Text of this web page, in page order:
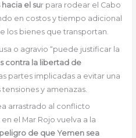
el sur para rodear el Cabo
en costos y tiempo adicional
los bienes que transportan.
o agravio “puede justificar la
contra la libertad de
partes implicadas a evitar una
y amenazas.
arrastrado al conflicto
el Mar Rojo vuelva a la
de que Yemen sea